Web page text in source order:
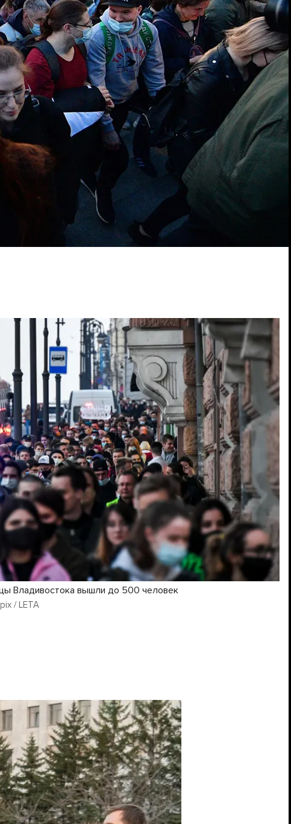
Владивостока вышли до 500 человек
/ LETA